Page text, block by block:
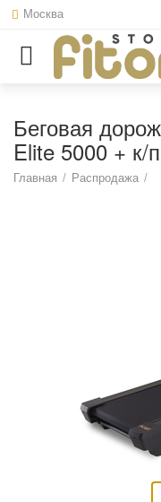
Москва
Беговая
Elite 5000 + к/
Главная / Распродажа /